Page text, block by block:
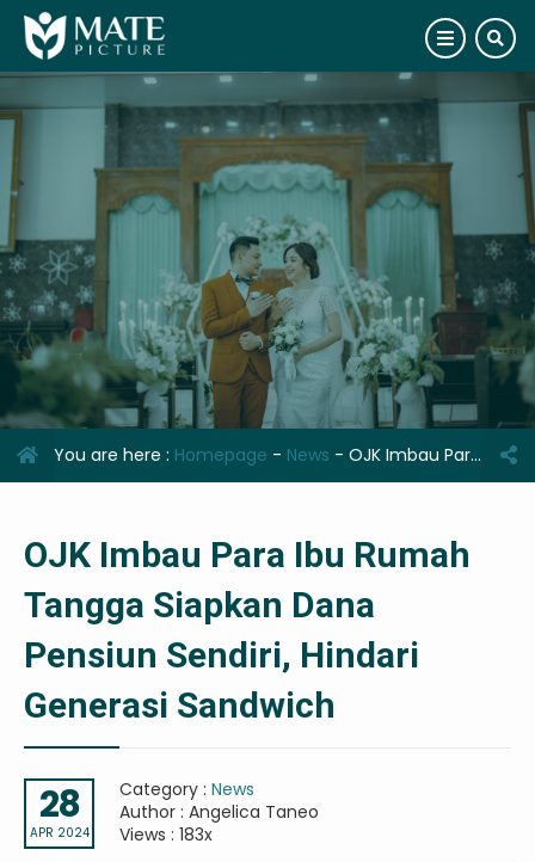
You are here : Homepage - News - OJK Imbau Para Ibu Rumah Tangga Siapkan Dana Pensiun Sendiri, Hindari Generasi Sandwich
OJK Imbau Para Ibu Rumah
Tangga Siapkan Dana
Pensiun Sendiri, Hindari
Generasi Sandwich
28
APR 2024
Category : News
Author : Angelica Taneo
Views : 183x